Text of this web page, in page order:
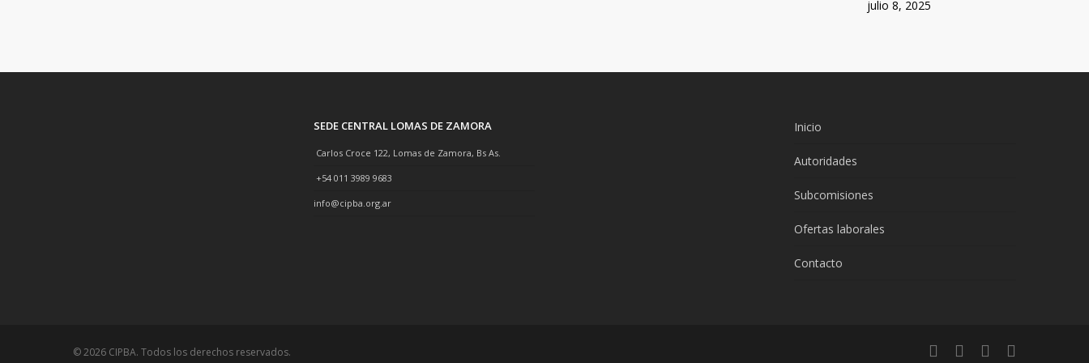
julio 8, 2025
SEDE CENTRAL LOMAS DE ZAMORA
Carlos Croce 122, Lomas de Zamora, Bs As.
+54 011 3989 9683
info@cipba.org.ar
Inicio
Autoridades
Subcomisiones
Ofertas laborales
Contacto
© 2026 CIPBA. Todos los derechos reservados. twitterfacebooklinkedininstagram